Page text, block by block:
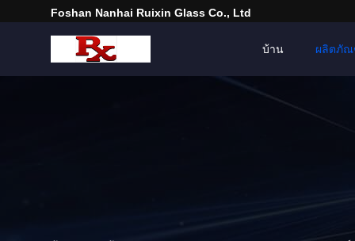
Foshan Nanhai Ruixin Glass Co., Ltd
บ้าน ผลิตภั